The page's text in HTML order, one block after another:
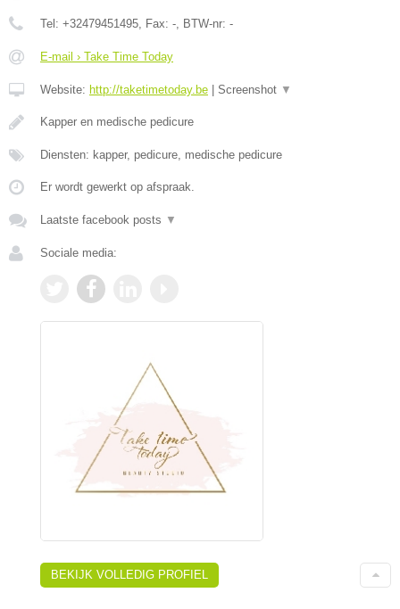
Tel: +32479451495 , Fax: - , BTW-nr: -
E-mail › Take Time Today
Website: http://taketimetoday.be | Screenshot ▼
Kapper en medische pedicure
Diensten: kapper, pedicure, medische pedicure
Er wordt gewerkt op afspraak.
Laatste facebook posts ▼
Sociale media:
BEKIJK VOLLEDIG PROFIEL